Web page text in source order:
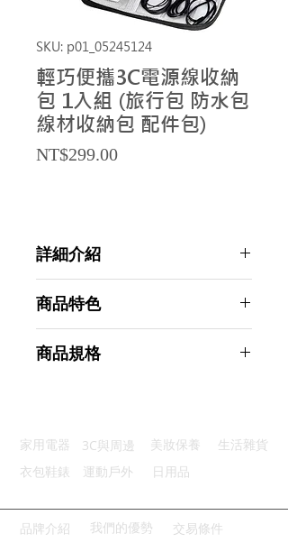
SKU: p01_05245124
輕巧便攜3C電源線收納
包 1入組 (旅行包 防水包
線材收納包 配件包)
NT$299.00Price
詳細介紹
商品特色
分類整齊：多層收納一目了然
商品規格
商品型號：p01_05245124
主要材質：牛津布
商品重量(g)：116
產地名稱：中國大陸
家用電器 3C與周邊 美妝保養
生活雜貨
衣包鞋錶
運動戶外 日用品
品牌介紹 我們的優勢 交易條件